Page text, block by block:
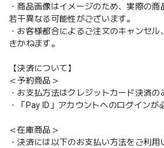
・商品画像はイメージのため、実際の
若干異なる可能性がございます。
・お客様都合によるご注文のキャンセ
きかねます。
【決済について】
＜予約商品＞
・お支払方法はクレジットカード決済の
・「Pay ID」アカウントへのログインが
＜在庫商品＞
・決済には以下のお支払い方法をご利用